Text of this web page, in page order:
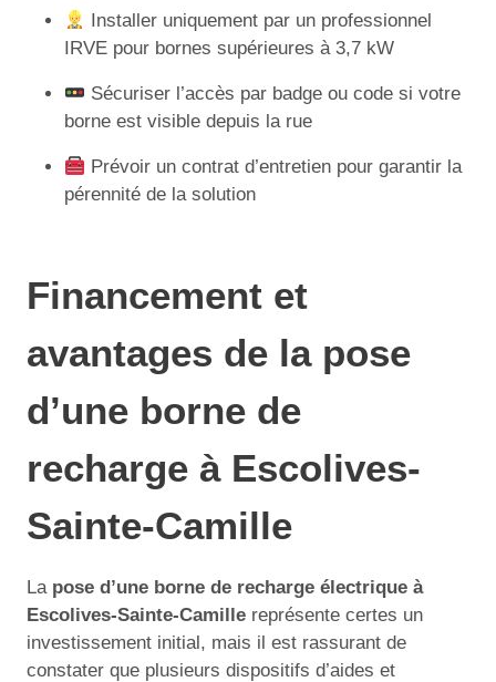
Installer uniquement par un professionnel
IRVE pour bornes supérieures à 3,7 kW
Sécuriser l’accès par badge ou code si votre
borne est visible depuis la rue
Prévoir un contrat d’entretien pour garantir la
pérennité de la solution
Financement et
avantages de la pose
d’une borne de
recharge à Escolives-
Sainte-Camille
La pose d’une borne de recharge électrique à
Escolives-Sainte-Camille représente certes un
investissement initial, mais il est rassurant de
constater que plusieurs dispositifs d’aides et